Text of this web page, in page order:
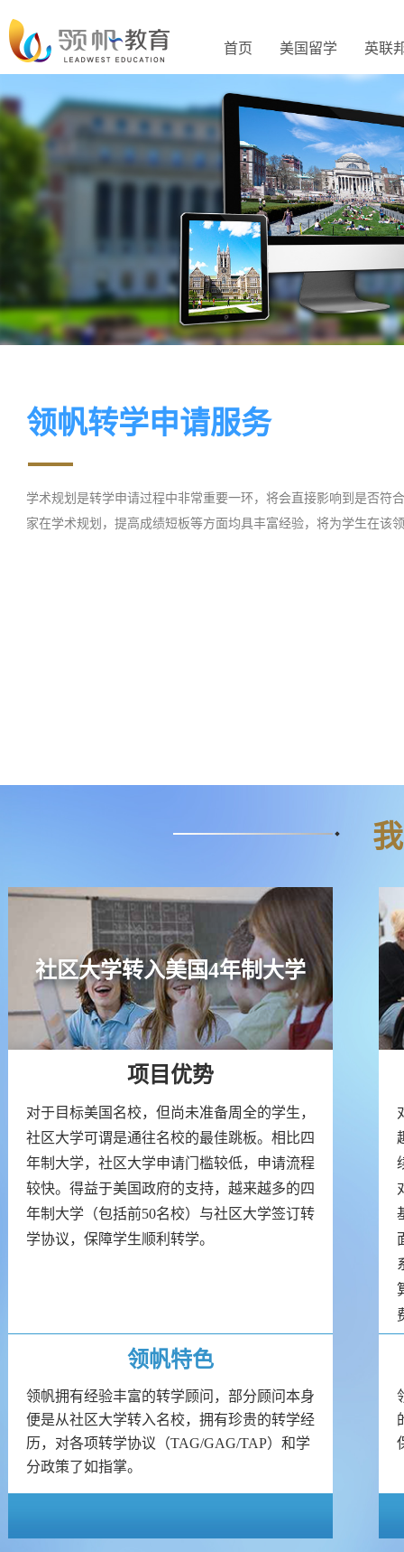
首页 美国留学 英联
>
领帆转学申请服务
学术规划是转学申请过程中非常重要一环，将会直接影响到是否符
家在学术规划，提高成绩短板等方面均具丰富经验，将为学生在该
社区大学转入美国4年制大学
项目优势
对于目标美国名校，但尚未准备周全的学生，
社区大学可谓是通往名校的最佳跳板。相比四
年制大学，社区大学申请门槛较低，申请流程
较快。得益于美国政府的支持，越来越多的四
年制大学（包括前50名校）与社区大学签订转
学协议，保障学生顺利转学。
领帆特色
领帆拥有经验丰富的转学顾问，部分顾问本身
便是从社区大学转入名校，拥有珍贵的转学经
历，对各项转学协议（TAG/GAG/TAP）和学
分政策了如指掌。